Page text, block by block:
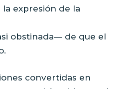
expresión de la
obstinada— de que el
convertidas en